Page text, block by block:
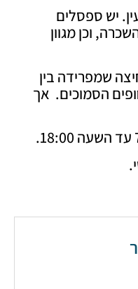
מגוון
בין
אך